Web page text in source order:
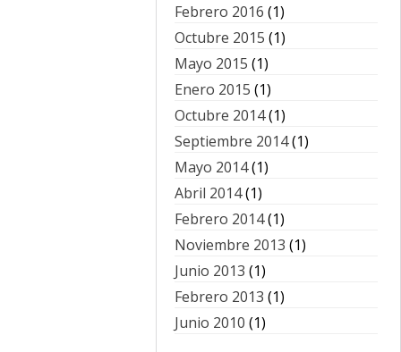
Febrero 2016 (1)
Octubre 2015 (1)
Mayo 2015 (1)
Enero 2015 (1)
Octubre 2014(1)
Septiembre 2014(1)
Mayo 2014(1)
Abril 2014(1)
Febrero 2014(1)
Noviembre 2013 (1)
Junio 2013 (1)
Febrero 2013 (1)
Junio 2010 (1)